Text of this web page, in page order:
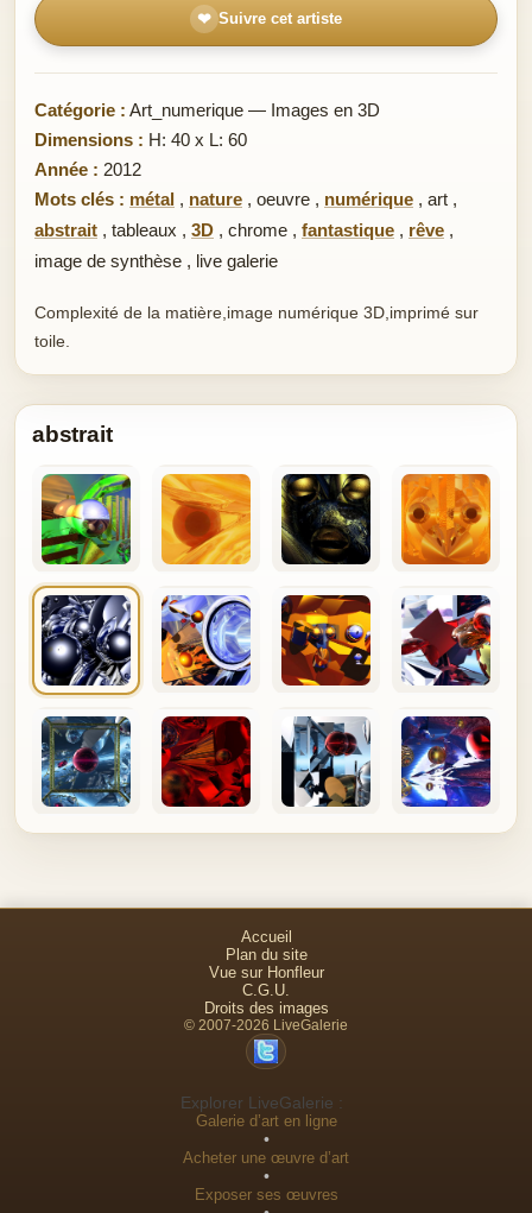
❤ Suivre cet artiste
Catégorie : Art_numerique — Images en 3D
Dimensions : H: 40 x L: 60
Année : 2012
Mots clés : métal , nature , oeuvre , numérique , art ,
abstrait , tableaux , 3D , chrome , fantastique , rêve ,
image de synthèse , live galerie
Complexité de la matière,image numérique 3D,imprimé sur
toile.
abstrait
Accueil
Plan du site
Vue sur Honfleur
C.G.U.
Droits des images
© 2007-2026 LiveGalerie
Explorer LiveGalerie :
Galerie d’art en ligne
•
Acheter une œuvre d’art
•
Exposer ses œuvres